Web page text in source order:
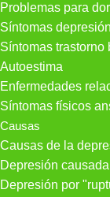
Problemas para
Síntomas
Síntomas trastorno
Autoestima
Enfermedades
Síntomas físicos
Causas
Causas de la
Depresión
Depresión por